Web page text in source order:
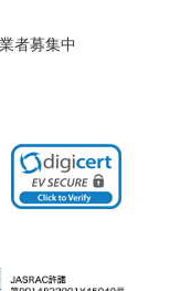
者募集中